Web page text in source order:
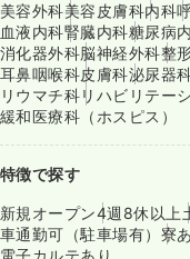
美容外科美容皮膚科内科
血液内科腎臓内科糖尿病
消化器外科脳神経外科整
耳鼻咽喉科皮膚科泌尿器
リウマチ科リハビリテー
緩和医療科（ホスピス）
特徴で探す
新規オープン4週8休以上
車通勤可（駐車場有） 寮